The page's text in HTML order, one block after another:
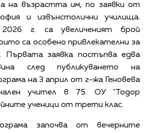
на възрастта им, по заявки от
и извънстолични училища.
г. са увеличеният брой
са особено привлекателни за
Първата заявка постъпва едва
след публикуването на
на 3 април от г-жа Геновева
учител в 75. ОУ "Тодор
ученици от трети клас.
започва от вечерните